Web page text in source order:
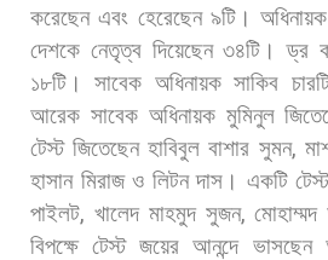
করেছেন এবং হেরেছেন ৯টি। অধিনায়ক
দেশকে নেতৃত্ব দিয়েছেন ৩৪টি। ড্র
১৮টি।
সাবেক অধিনায়ক সাকিব
আরেক সাবেক অধিনায়ক মুমিনুল
টেস্ট জিতেছেন হাবিবুল বাশার সুমন,
হাসান মিরাজ ও লিটন দাস। একটি
পাইলট, খালেদ মাহমুদ সুজন,মোহাম্মদ
বিপক্ষে টেস্ট জয়ের আনন্দে ভাসছেন